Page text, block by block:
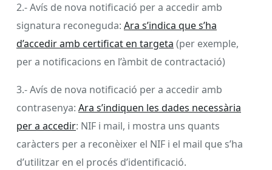
2.- Avís de nova notificació per a accedir amb
signatura reconeguda: Ara s’indica que s’ha
d’accedir amb certificat en targeta (per exemple,
per a notificacions en l’àmbit de contractació)
3.- Avís de nova notificació per a accedir amb
contrasenya: Ara s’indiquen les dades necessària
per a accedir: NIF i mail, i mostra uns quants
caràcters per a reconèixer el NIF i el mail que s’ha
d’utilitzar en el procés d’identificació.